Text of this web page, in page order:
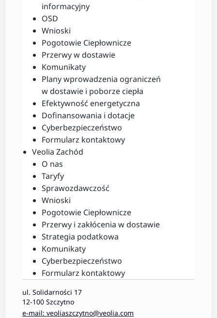
informacyjny
OSD
Wnioski
Pogotowie Ciepłownicze
Przerwy w dostawie
Komunikaty
Plany wprowadzenia ograniczeń
w dostawie i poborze ciepła
Efektywność energetyczna
Dofinansowania i dotacje
Cyberbezpieczeństwo
Formularz kontaktowy
Veolia Zachód
O nas
Taryfy
Sprawozdawczość
Wnioski
Pogotowie Ciepłownicze
Przerwy i zakłócenia w dostawie
Strategia podatkowa
Komunikaty
Cyberbezpieczeństwo
Formularz kontaktowy
ul. Solidarności 17
12-100 Szczytno
e-mail: veoliaszczytno@veolia.com